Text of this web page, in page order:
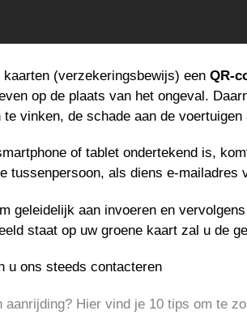
(verzekeringsbewijs) een QR-
op de plaats van het ongeval.
vinken, de schade aan de
of tablet ondertekend is,
tussenpersoon, als diens e-mailadres
geleidelijk aan invoeren en
staat op uw groene kaart zal u de
u ons steeds contacteren
aanrijding? Hier vind je 10 tips om te